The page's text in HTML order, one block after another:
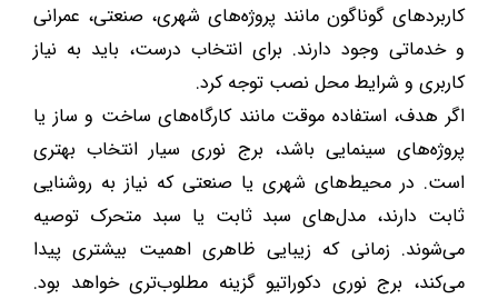
کاربردهای گوناگون مانند پروژه‌های شهری، صنعتی، عمرانی
و خدماتی وجود دارند. برای انتخاب درست، باید به نیاز
کاربری و شرایط محل نصب توجه کرد.
اگر هدف، استفاده موقت مانند کارگاه‌های ساخت و ساز یا
پروژه‌های سینمایی باشد، برج نوری سیار انتخاب بهتری
است. در محیط‌های شهری یا صنعتی که نیاز به روشنایی
ثابت دارند، مدل‌های سبد ثابت یا سبد متحرک توصیه
می‌شوند. زمانی که زیبایی ظاهری اهمیت بیشتری پیدا
می‌کند، برج نوری دکوراتیو گزینه مطلوب‌تری خواهد بود.